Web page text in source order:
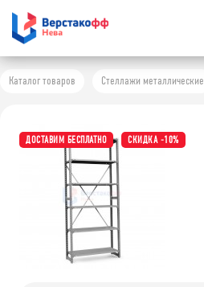
Каталог товаров Стеллажи металлические
ДОСТАВИМ БЕСПЛАТНО СКИДКА -10%